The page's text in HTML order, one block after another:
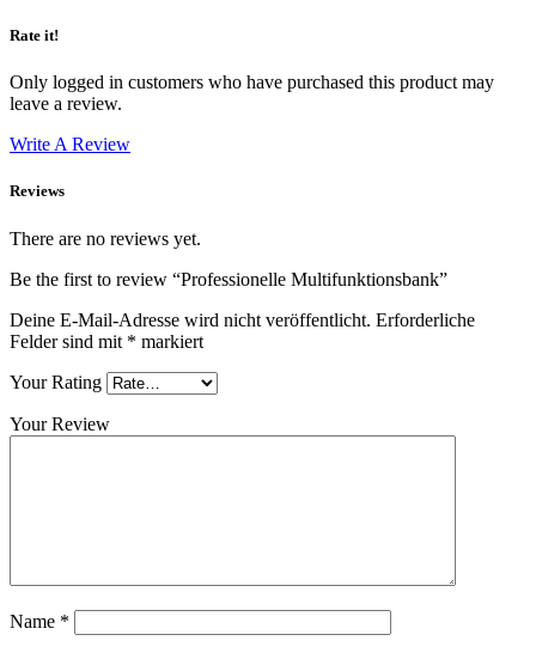
Rate it!
Only logged in customers who have purchased this product may
leave a review.
Write A Review
Reviews
There are no reviews yet.
Be the first to review “Professionelle Multifunktionsbank”
Deine E-Mail-Adresse wird nicht veröffentlicht. Erforderliche
Felder sind mit * markiert
Your Rating
Your Review
Name *